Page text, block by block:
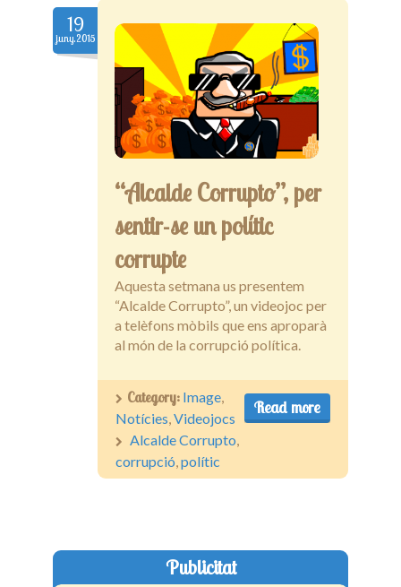
TV
Entrevistes
19
juny.2015
“Alcalde Corrupto”, per
sentir-se un polític
corrupte
Aquesta setmana us presentem
“Alcalde Corrupto”, un videojoc per
a telèfons mòbils que ens aproparà
al món de la corrupció política.
Read more
Category: Image,
Notícies,Videojocs
Alcalde Corrupto,
corrupció,polític
Publicitat